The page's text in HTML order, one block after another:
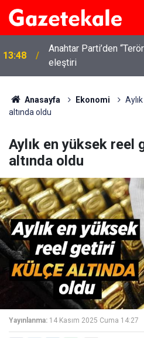
13:07
Kırıkkale’de hayvan
artırıldı
Anasayfa Ekonomi
altında oldu
Aylık en yüksek reel
altında oldu
Yayınlanma: 14 Kasım 2025 Cuma 14:27